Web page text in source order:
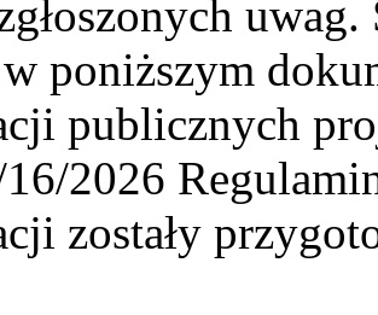
poniższym
publicznych
2026
zostały